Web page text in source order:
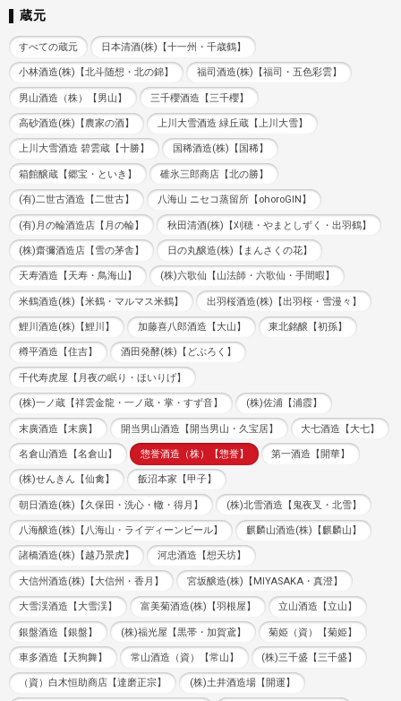
蔵元
すべての蔵元 日本清酒(株)【十一州・千歳鶴】
小林酒造(株)【北斗随想・北の錦】 福司酒造(株)【福司・五色彩雲】
男山酒造（株）【男山】 三千櫻酒造【三千櫻】
高砂酒造(株)【農家の酒】 上川大雪酒造 緑丘蔵【上川大雪】
上川大雪酒造 碧雲蔵【十勝】 国稀酒造(株)【国稀】
箱館醸蔵【郷宝・といき】 碓氷三郎商店【北の勝】
(有)二世古酒造【二世古】 八海山 ニセコ蒸留所【ohoroGIN】
(有)月の輪酒造店【月の輪】 秋田清酒(株)【刈穂・やまとしずく・出羽鶴】
(株)齋彌酒造店【雪の茅舎】 日の丸醸造(株)【まんさくの花】
天寿酒造【天寿・鳥海山】 (株)六歌仙【山法師・六歌仙・手間暇】
米鶴酒造(株)【米鶴・マルマス米鶴】 出羽桜酒造(株)【出羽桜・雪漫々】
鯉川酒造(株)【鯉川】 加藤喜八郎酒造【大山】 東北銘醸【初孫】
樽平酒造【住吉】 酒田発酵(株)【どぶろく】
千代寿虎屋【月夜の眠り・ほいりげ】
(株)一ノ蔵【祥雲金龍・一ノ蔵・掌・すず音】 (株)佐浦【浦霞】
末廣酒造【末廣】 開当男山酒造【開当男山・久宝居】 大七酒造【大七】
名倉山酒造【名倉山】 惣誉酒造（株）【惣誉】 第一酒造【開華】
(株)せんきん【仙禽】 飯沼本家【甲子】
朝日酒造(株)【久保田・洗心・轍・得月】 (株)北雪酒造【鬼夜叉・北雪】
八海醸造(株)【八海山・ライディーンビール】 麒麟山酒造(株)【麒麟山】
諸橋酒造(株)【越乃景虎】 河忠酒造【想天坊】
大信州酒造(株)【大信州・香月】 宮坂醸造(株)【MIYASAKA・真澄】
大雪渓酒造【大雪渓】 富美菊酒造(株)【羽根屋】 立山酒造【立山】
銀盤酒造【銀盤】 (株)福光屋【黒帯・加賀鳶】 菊姫（資）【菊姫】
車多酒造【天狗舞】 常山酒造（資）【常山】 (株)三千盛【三千盛】
（資）白木恒助商店【達磨正宗】 (株)土井酒造場【開運】